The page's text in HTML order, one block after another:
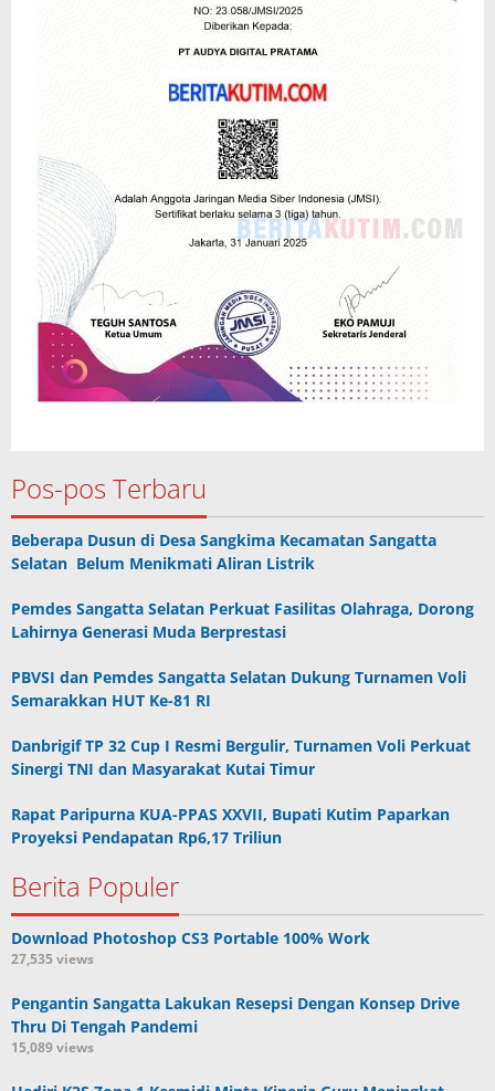
Pos-pos Terbaru
Beberapa Dusun di Desa Sangkima Kecamatan Sangatta
Selatan Belum Menikmati Aliran Listrik
Pemdes Sangatta Selatan Perkuat Fasilitas Olahraga, Dorong
Lahirnya Generasi Muda Berprestasi
PBVSI dan Pemdes Sangatta Selatan Dukung Turnamen Voli
Semarakkan HUT Ke-81 RI
Danbrigif TP 32 Cup I Resmi Bergulir, Turnamen Voli Perkuat
Sinergi TNI dan Masyarakat Kutai Timur
Rapat Paripurna KUA-PPAS XXVII, Bupati Kutim Paparkan
Proyeksi Pendapatan Rp6,17 Triliun
Berita Populer
Download Photoshop CS3 Portable 100% Work
27,535 views
Pengantin Sangatta Lakukan Resepsi Dengan Konsep Drive
Thru Di Tengah Pandemi
15,089 views